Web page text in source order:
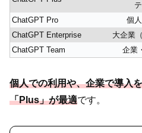
ChatGPT Pro 個
ChatGPT Enterprise
大企業
ChatGPT Team
企業
個人での利用や、企業で導入
「Plus」が最適です。